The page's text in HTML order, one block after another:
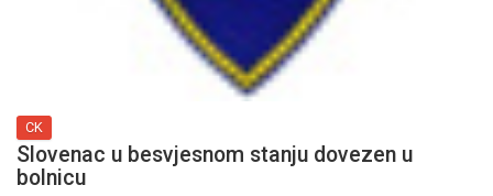
CK
Slovenac u besvjesnom stanju dovezen u
bolnicu